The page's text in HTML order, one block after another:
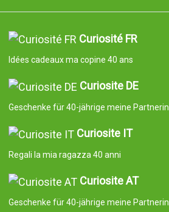
Curiosité FR
Idées cadeaux ma copine 40 ans
Curiosite DE
Geschenke für 40-jährige meine Partnerin
Curiosite IT
Regali la mia ragazza 40 anni
Curiosite AT
Geschenke für 40-jährige meine Partnerin